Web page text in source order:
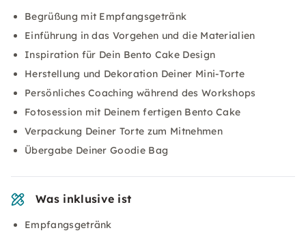
Begrüßung mit Empfangsgetränk
Einführung in das Vorgehen und die Materialien
Inspiration für Dein Bento Cake Design
Herstellung und Dekoration Deiner Mini-Torte
Persönliches Coaching während des Workshops
Fotosession mit Deinem fertigen Bento Cake
Verpackung Deiner Torte zum Mitnehmen
Übergabe Deiner Goodie Bag
Was inklusive ist
Empfangsgetränk